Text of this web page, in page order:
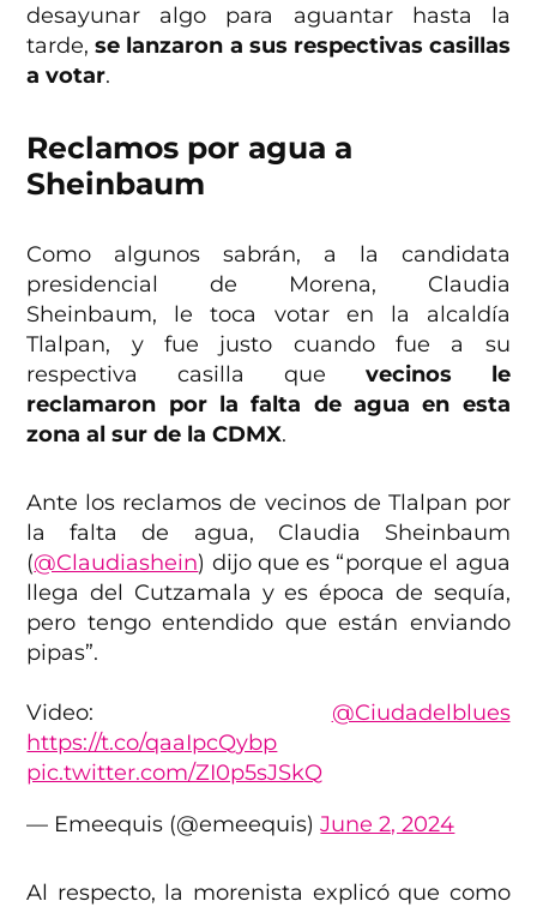
desayunar algo para aguantar hasta la
tarde,se lanzaron a sus respectivas casillas
a votar.
Reclamos por agua a
Sheinbaum
Como algunos sabrán, a la candidata
presidencial de Morena, Claudia
Sheinbaum, le toca votar en la alcaldía
Tlalpan, y fue justo cuando fue a su
respectiva casilla que vecinos le
reclamaron por la falta de agua en esta
zona al sur de la CDMX.
Ante los reclamos de vecinos de Tlalpan por
la falta de agua, Claudia Sheinbaum
(@Claudiashein) dijo que es “porque el agua
llega del Cutzamala y es época de sequía,
pero tengo entendido que están enviando
pipas”.
Video: @Ciudadelblues
https://t.co/qaaIpcQybp
pic.twitter.com/ZI0p5sJSkQ
— Emeequis (@emeequis)June 2, 2024
Al respecto, la morenista explicó que como